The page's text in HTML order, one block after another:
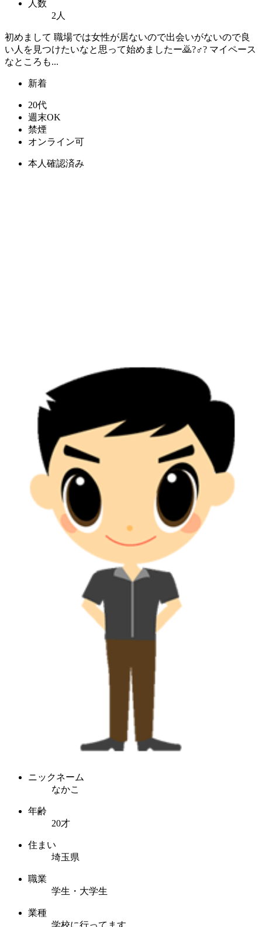
人数
2人
初めまして 職場では女性が居ないので出会いがないので良
い人を見つけたいなと思って始めましたー🙇?♂? マイペース
なところも...
新着
20代
週末OK
禁煙
オンライン可
本人確認済み
ニックネーム
なかこ
年齢
20才
住まい
埼玉県
職業
学生・大学生
業種
学校に行ってます